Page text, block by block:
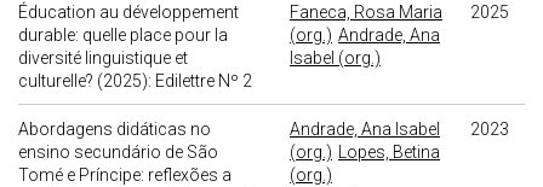
Éducation au développement
durable: quelle place pour la
diversité linguistique et
culturelle? (2025): Edilettre Nº 2
Faneca, Rosa Maria
(org.) Andrade, Ana
Isabel (org.)
2025
Abordagens didáticas no
ensino secundário de São
Tomé e Príncipe: reflexões a
Andrade, Ana Isabel
(org.)
Lopes, Betina
(org.)
2023